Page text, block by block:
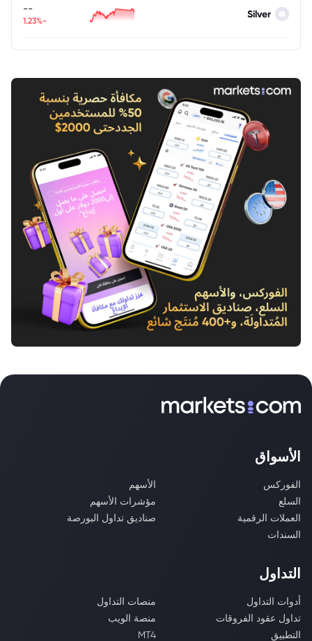
Silver
--
-1.23%
الأسواق
الفوركس
الأسهم
السلع
مؤشرات الأسهم
العملات الرقمية
صناديق تداول البورصة
السندات
التداول
أدوات التداول
منصات التداول
تداول عقود الفروقات
منصة الويب
التطبيق
MT4